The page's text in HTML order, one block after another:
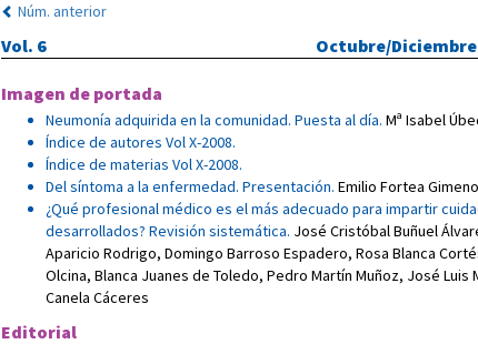
Núm. anterior
Vol. 6 Octubre/Diciembre
Imagen de portada
Neumonía adquirida en la comunidad. Puesta al día. Mª Isabel
Índice de autores Vol X-2008.
Índice de materias Vol X-2008.
Del síntoma a la enfermedad. Presentación. Emilio Fortea Gimeno
¿Qué profesional médico es el más adecuado para impartir
desarrollados? Revisión sistemática. José Cristóbal Buñuel
Aparicio Rodrigo, Domingo Barroso Espadero, Rosa Blanca
Olcina, Blanca Juanes de Toledo, Pedro Martín Muñoz, José Luis
Canela Cáceres
Editorial